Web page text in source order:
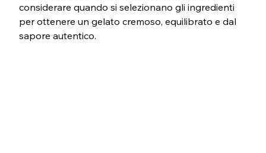
considerare quando si selezionano gli ingredienti
per ottenere un gelato cremoso, equilibrato e dal
sapore autentico.